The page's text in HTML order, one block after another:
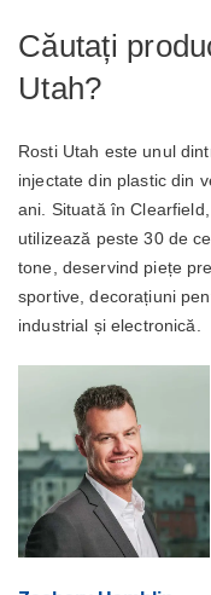
Căutați
Utah?
Rosti Utah este unul
injectate din plastic din
ani. Situată în
utilizează peste 30 de
tone, deservind piețe
sportive, decorațiuni
industrial și electronică.